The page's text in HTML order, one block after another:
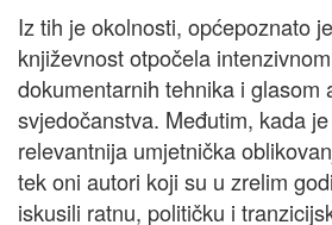
Iz tih je okolnosti, općepoznato
književnost otpočela
dokumentarnih tehnika i glasom
svjedočanstva. Međutim, kada
relevantnija umjetnička
tek oni autori koji su u zrelim
iskusili ratnu, političku i